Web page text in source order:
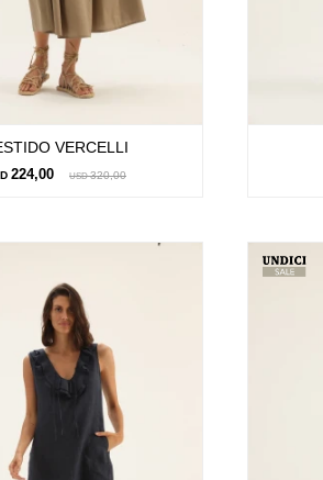
VERCELLI
224,00 USD 320,00